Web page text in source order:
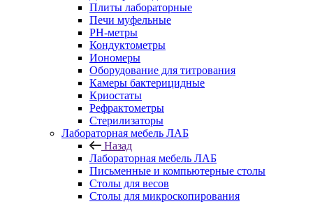
Плиты лабораторные
Печи муфельные
РН-метры
Кондуктометры
Иономеры
Оборудование для титрования
Камеры бактерицидные
Криостаты
Рефрактометры
Стерилизаторы
Лабораторная мебель ЛАБ
Назад
Лабораторная мебель ЛАБ
Письменные и компьютерные столы
Столы для весов
Столы для микроскопирования